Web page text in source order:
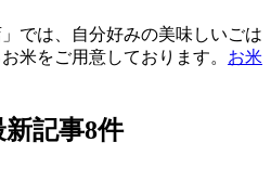
では、自分好みの美味しいごは
米をご用意しております。 お米
新記事8件